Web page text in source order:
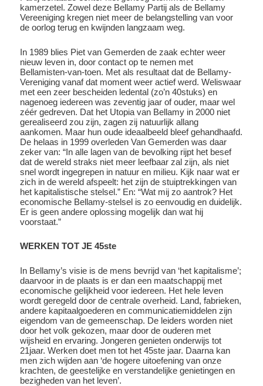
kamerzetel. Zowel deze Bellamy Partij als de Bellamy
Vereeniging kregen niet meer de belangstelling van voor
de oorlog terug en kwijnden langzaam weg.
In 1989 blies Piet van Gemerden de zaak echter weer
nieuw leven in, door contact op te nemen met
Bellamisten-van-toen. Met als resultaat dat de Bellamy-
Vereniging vanaf dat moment weer actief werd. Weliswaar
met een zeer bescheiden ledental (zo’n 40stuks) en
nagenoeg iedereen was zeventig jaar of ouder, maar wel
zéér gedreven. Dat het Utopia van Bellamy in 2000 niet
gerealiseerd zou zijn, zagen zij natuurlijk allang
aankomen. Maar hun oude ideaalbeeld bleef gehandhaafd.
De helaas in 1999 overleden Van Gemerden was daar
zeker van: “In alle lagen van de bevolking rijpt het besef
dat de wereld straks niet meer leefbaar zal zijn, als niet
snel wordt ingegrepen in natuur en milieu. Kijk naar wat er
zich in de wereld afspeelt: het zijn de stuiptrekkingen van
het kapitalistische stelsel.” En: “Wat mij zo aantrok? Het
economische Bellamy-stelsel is zo eenvoudig en duidelijk.
Er is geen andere oplossing mogelijk dan wat hij
voorstaat.”
WERKEN TOT JE 45ste
In Bellamy’s visie is de mens bevrijd van ‘het kapitalisme’;
daarvoor in de plaats is er dan een maatschappij met
economische gelijkheid voor iedereen. Het hele leven
wordt geregeld door de centrale overheid. Land, fabrieken,
andere kapitaalgoederen en communicatiemiddelen zijn
eigendom van de gemeenschap. De leiders worden niet
door het volk gekozen, maar door de ouderen met
wijsheid en ervaring. Jongeren genieten onderwijs tot
21jaar. Werken doet men tot het 45ste jaar. Daarna kan
men zich wijden aan ‘de hogere uitoefening van onze
krachten, de geestelijke en verstandelijke genietingen en
bezigheden van het leven’.